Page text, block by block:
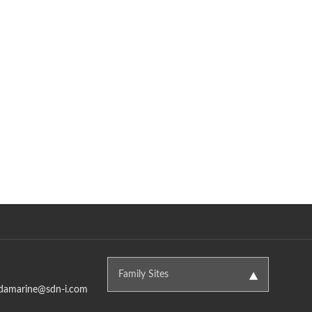
i.com
Family Sites